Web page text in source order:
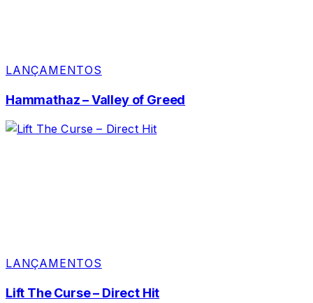
LANÇAMENTOS
Hammathaz – Valley of Greed
LANÇAMENTOS
Lift The Curse – Direct Hit